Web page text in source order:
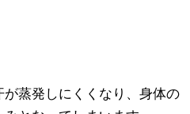
蒸発しにくくなり、身体の